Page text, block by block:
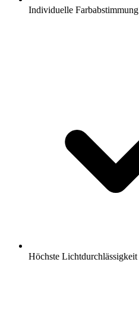
Individuelle Farbabstimmung
Höchste Lichtdurchlässigkeit